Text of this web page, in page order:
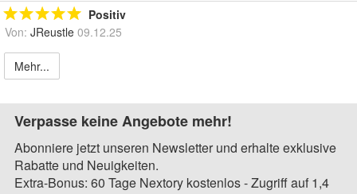
Positiv
Von: JReustle 09.12.25
Mehr...
Verpasse keine Angebote mehr!
Abonniere jetzt unseren Newsletter und erhalte exklusive
Rabatte und Neuigkeiten.
Extra-Bonus: 60 Tage Nextory kostenlos - Zugriff auf 1,4